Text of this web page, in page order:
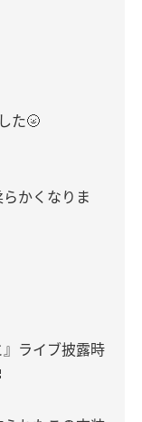
た🌝
かくなりま
ライブ披露時